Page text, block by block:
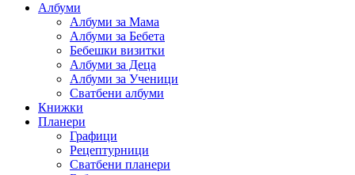
Албуми
Албуми за Мама
Албуми за Бебета
Бебешки визитки
Албуми за Деца
Албуми за Ученици
Сватбени албуми
Книжки
Планери
Графици
Рецептурници
Сватбени планери